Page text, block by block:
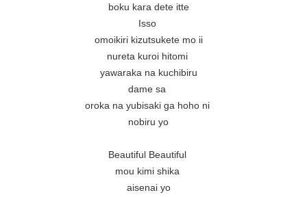
boku kara dete itte
Isso
omoikiri kizutsukete mo ii
nureta kuroi hitomi
yawaraka na kuchibiru
dame sa
oroka na yubisaki ga hoho ni
nobiru yo
Beautiful Beautiful
mou kimi shika
aisenai yo